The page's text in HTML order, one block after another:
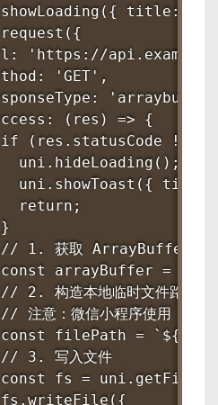
title: '正
'https://
'GET',
(res) => {
(res.statusCode !==
uni.hideLoading();
uni.showToast({
return;
1. 获取 ArrayBuffer
arrayBuffer =
2. 构造本地临时文件路径
注意：微信小程序使用
filePath =
3. 写入文件
fs =